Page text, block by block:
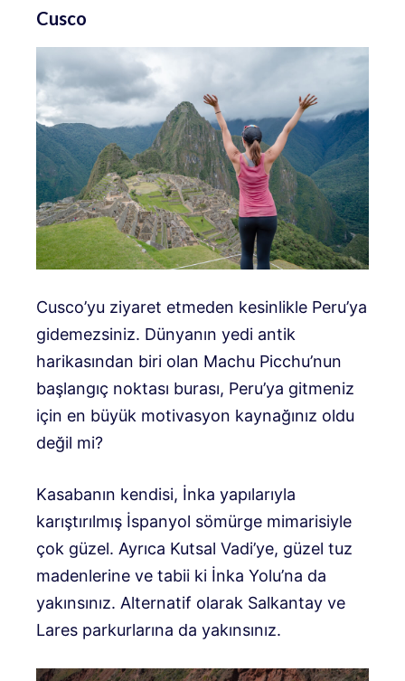
Cusco
Cusco’yu ziyaret etmeden kesinlikle Peru’ya
gidemezsiniz. Dünyanın yedi antik
harikasından biri olan Machu Picchu’nun
başlangıç ​​noktası burası, Peru’ya gitmeniz
için en büyük motivasyon kaynağınız oldu
değil mi?
Kasabanın kendisi, İnka yapılarıyla
karıştırılmış İspanyol sömürge mimarisiyle
çok güzel. Ayrıca Kutsal Vadi’ye, güzel tuz
madenlerine ve tabii ki İnka Yolu’na da
yakınsınız. Alternatif olarak Salkantay ve
Lares parkurlarına da yakınsınız.